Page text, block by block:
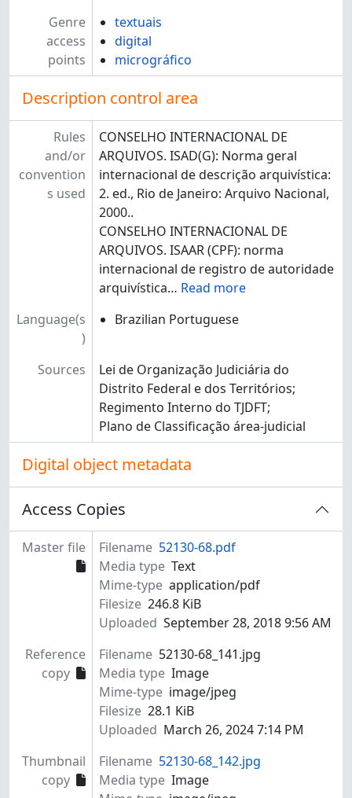
Genre
access
points
textuais
digital
micrográfico
Description control area
Rules
and/or
convention
s used
CONSELHO INTERNACIONAL DE
ARQUIVOS. ISAD(G): Norma geral
internacional de descrição arquivística:
2. ed., Rio de Janeiro: Arquivo Nacional,
2000..
CONSELHO INTERNACIONAL DE
ARQUIVOS. ISAAR (CPF): norma
internacional de registro de autoridade
arquivística… Read more
Language(s
)
Brazilian Portuguese
Sources
Lei de Organização Judiciária do
Distrito Federal e dos Territórios;
Regimento Interno do TJDFT;
Plano de Classificação área-judicial
Digital object metadata
Access Copies
Master file Filename 52130-68.pdf
Media type Text
Mime-type application/pdf
Filesize 246.8 KiB
Uploaded September 28, 2018 9:56 AM
Reference
copy
Filename 52130-68_141.jpg
Media type Image
Mime-type image/jpeg
Filesize 28.1 KiB
Uploaded March 26, 2024 7:14 PM
Thumbnail
copy
Filename 52130-68_142.jpg
Media type Image